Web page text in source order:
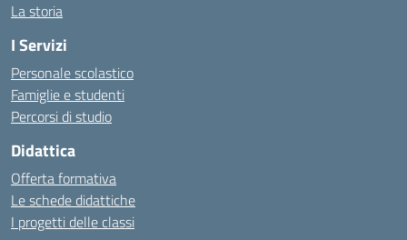
La storia
I Servizi
Personale scolastico
Famiglie e studenti
Percorsi di studio
Didattica
Offerta formativa
Le schede didattiche
I progetti delle classi